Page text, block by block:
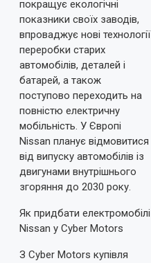
покращує екологічні
показники своїх заводів,
впроваджує нові технології
переробки старих
автомобілів, деталей і
батарей, а також
поступово переходить на
повністю електричну
мобільність. У Європі
Nissan планує відмовитися
від випуску автомобілів із
двигунами внутрішнього
згоряння до 2030 року.
Як придбати електромобілі
Nissan у Cyber Motors
З Cyber Motors купівля